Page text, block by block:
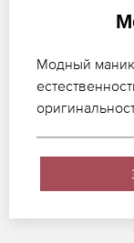
Модный